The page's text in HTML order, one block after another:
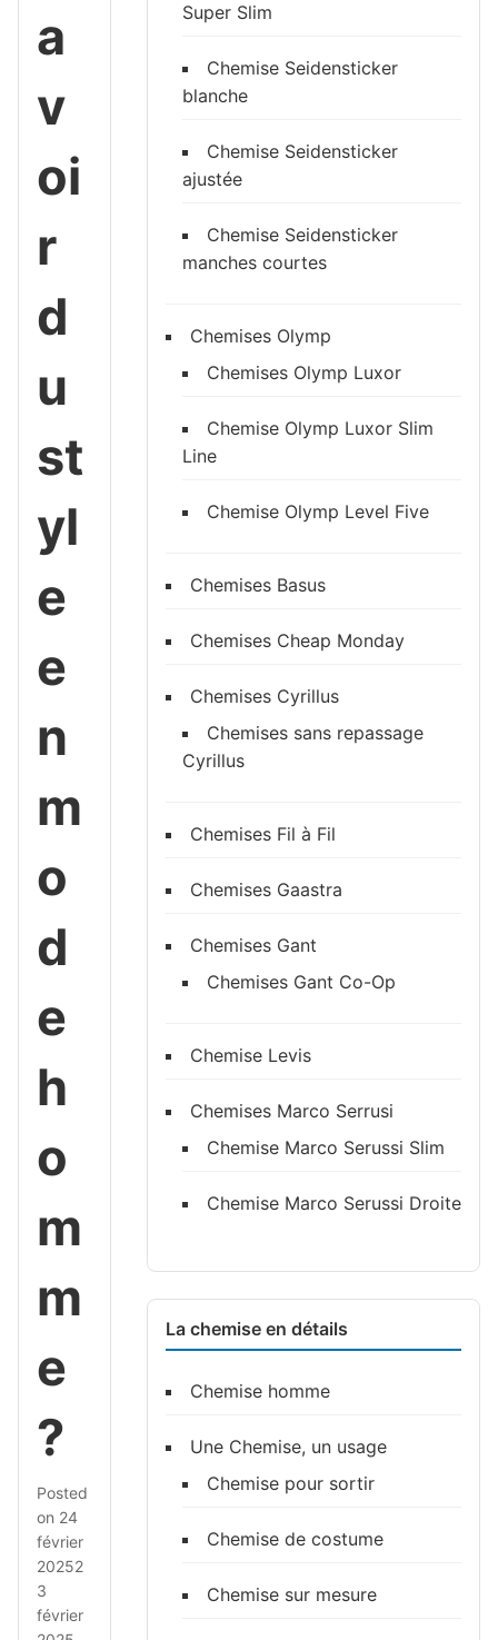
a
v
oi
r
d
u
st
yl
e
e
n
m
o
d
e
h
o
m
m
e
?
Posted
on 24
février
20252
3
février
Super Slim
Chemise Seidensticker
blanche
Chemise Seidensticker
ajustée
Chemise Seidensticker
manches courtes
Chemises Olymp
Chemises Olymp Luxor
Chemise Olymp Luxor Slim
Line
Chemise Olymp Level Five
Chemises Basus
Chemises Cheap Monday
Chemises Cyrillus
Chemises sans repassage
Cyrillus
Chemises Fil à Fil
Chemises Gaastra
Chemises Gant
Chemises Gant Co-Op
Chemise Levis
Chemises Marco Serrusi
Chemise Marco Serussi Slim
Chemise Marco Serussi Droite
La chemise en détails
Chemise homme
Une Chemise, un usage
Chemise pour sortir
Chemise de costume
Chemise sur mesure